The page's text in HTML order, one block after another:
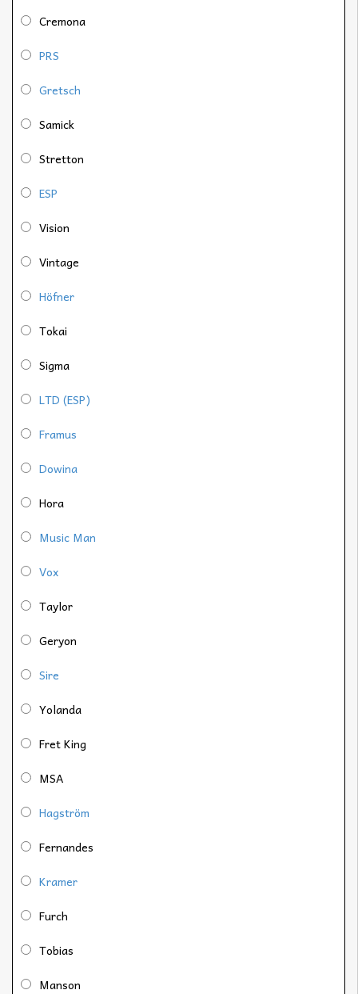
Cremona
PRS
Gretsch
Samick
Stretton
ESP
Vision
Vintage
Höfner
Tokai
Sigma
LTD (ESP)
Framus
Dowina
Hora
Music Man
Vox
Taylor
Geryon
Sire
Yolanda
Fret King
MSA
Hagström
Fernandes
Kramer
Furch
Tobias
Manson